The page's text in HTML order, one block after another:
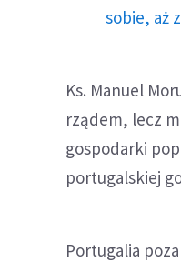
sobie, aż
Ks. Manuel
rządem, lecz
gospodarki
portugalskiej
Portugalia